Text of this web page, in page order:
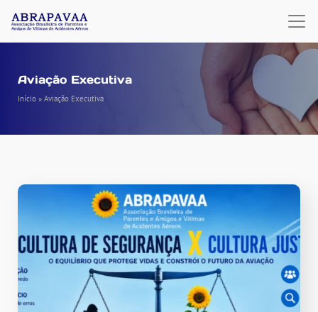
Aviação Executiva
Início » Aviação Executiva